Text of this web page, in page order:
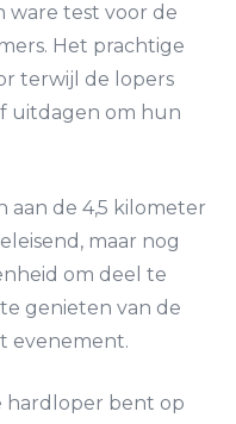
ware test voor de
Het prachtige
terwijl de lopers
uitdagen om hun
aan de 4,5 kilometer
maar nog
om deel te
genieten van de
evenement.
hardloper bent op